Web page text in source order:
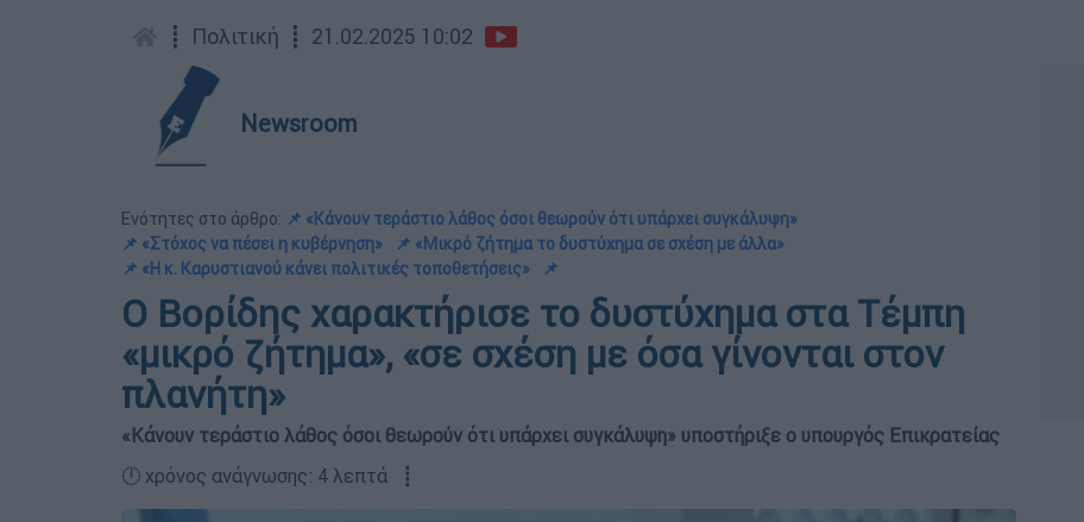
┋ Πολιτική ┋ 21.02.2025 10:02
Newsroom
Ενότητες στο άρθρο: 📌 «Κάνουν τεράστιο λάθος όσοι θεωρούν ότι υπάρχει συγκάλυψη»
📌 «Στόχος να πέσει η κυβέρνηση»
📌 «Μικρό ζήτημα το δυστύχημα σε σχέση με άλλα»
📌 «Η κ. Καρυστιανού κάνει πολιτικές τοποθετήσεις»
📌
Ο Βορίδης χαρακτήρισε το δυστύχημα στα Τέμπη
«μικρό ζήτημα», «σε σχέση με όσα γίνονται στον
πλανήτη»
«Κάνουν τεράστιο λάθος όσοι θεωρούν ότι υπάρχει συγκάλυψη» υποστήριξε ο υπουργός Επικρατείας
🕛 χρόνος ανάγνωσης: 4 λεπτά ┋